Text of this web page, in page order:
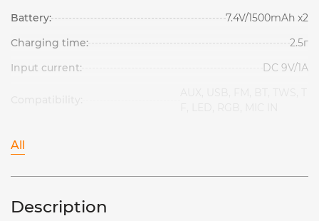
Battery:
7.4V/1500mAh x2
Charging time:
2.5г
Input current:
DC 9V/1А
All
Description